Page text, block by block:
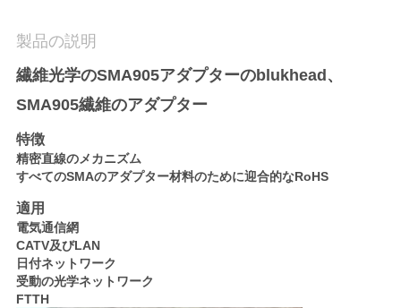
達
に
連
絡
し
な
さ
い
製品の説明
繊維光学のSMA905アダプターのblukhead、
SMA905繊維のアダプター
特徴
精密直線のメカニズム
すべてのSMAのアダプター材料のために迎合的なRoHS
適用
電気通信網
CATV及びLAN
日付ネットワーク
受動の光学ネットワーク
FTTH